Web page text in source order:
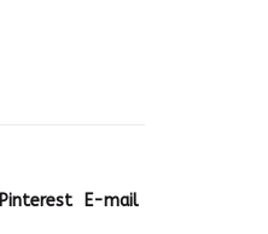
Pinterest E-mail